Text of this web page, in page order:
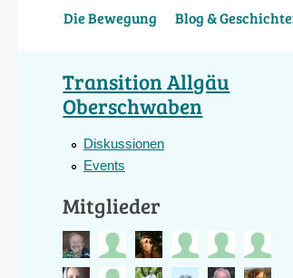
Die Bewegung Blog &
Transition Allgäu
Oberschwaben
Diskussionen
Events
Mitglieder